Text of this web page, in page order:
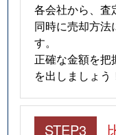
各会社から、査
同時に売却方法
す。
正確な金額を把
を出しましょう
STEP3